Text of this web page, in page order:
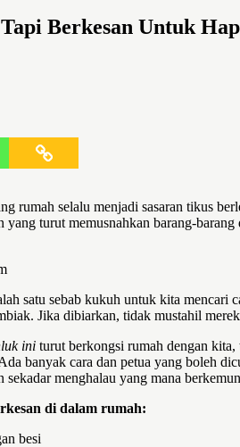
Berkesan Untuk
rumah selalu menjadi sasaran tikus
turut memusnahkan barang-barang
satu sebab kukuh untuk kita
Jika dibiarkan, tidak mustahil
ini turut berkongsi rumah dengan
banyak cara dan petua yang boleh
menghalau yang mana
di dalam rumah:
besi